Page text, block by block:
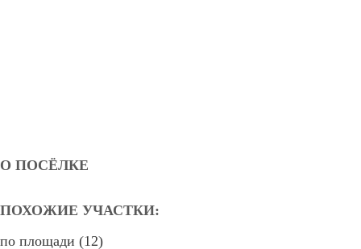
О ПОСЁЛКЕ
ПОХОЖИЕ УЧАСТКИ:
по площади (12)